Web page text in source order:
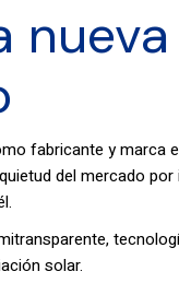
fabricante y marca
del mercado
solar.